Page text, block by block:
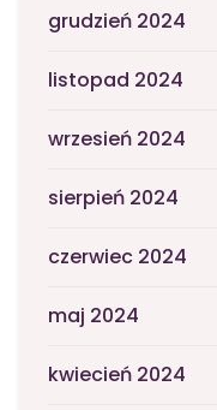
grudzień 2024
listopad 2024
wrzesień 2024
sierpień 2024
czerwiec 2024
maj 2024
kwiecień 2024